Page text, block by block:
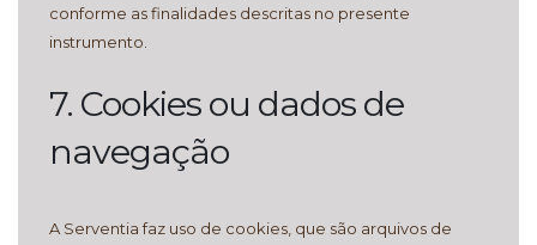
conforme as finalidades descritas no presente
instrumento.
7. Cookies ou dados de
navegação
A Serventia faz uso de cookies, que são arquivos de